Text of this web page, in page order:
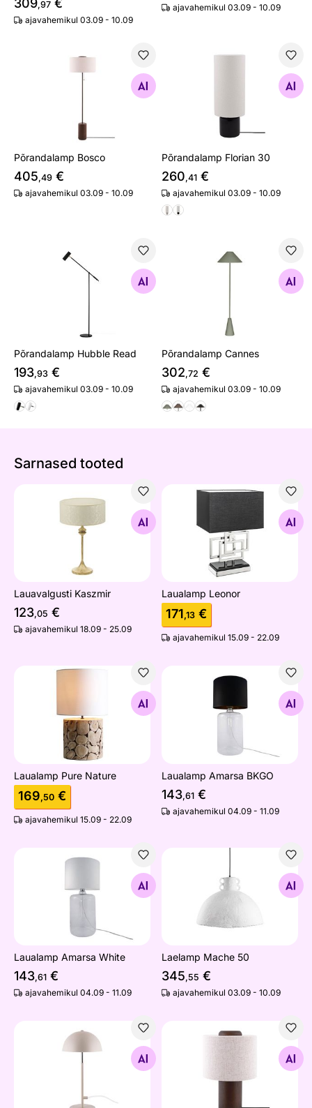
309,97 €
ajavahemikul 03.09 - 10.09
ajavahemikul 03.09 - 10.09
Põrandalamp Bosco
Põrandalamp Bosco
405,49 €
ajavahemikul 03.09 - 10.09
Põrandalamp Florian 30
260,41 €
ajavahemikul 03.09 - 10.09
Põrandalamp Hubble Read
Otsi sarnaseid
Põrandalamp Hubble Read
193,93 €
ajavahemikul 03.09 - 10.09
Põrandalamp Cannes
Põrandalamp Cannes
302,72 €
ajavahemikul 03.09 - 10.09
Sarnased tooted
Lauavalgusti Kaszmir
Otsi sarnaseid
Lauavalgusti Kaszmir
123,05 €
ajavahemikul 18.09 - 25.09
Laualamp Leonor
171,13 €
ajavahemikul 15.09 - 22.09
Laualamp Pure Nature
169,50 €
ajavahemikul 15.09 - 22.09
Laualamp Amarsa BKGO
Otsi sarnaseid
Laualamp Amarsa BKGO
143,61 €
ajavahemikul 04.09 - 11.09
Laualamp Amarsa White
143,61 €
ajavahemikul 04.09 - 11.09
Laelamp Mache 50
Otsi sarnaseid
Laelamp Mache 50
345,55 €
ajavahemikul 03.09 - 10.09
Laualamp Icon
Otsi sarnaseid
Laualamp Bosco 25
Otsi sarnaseid